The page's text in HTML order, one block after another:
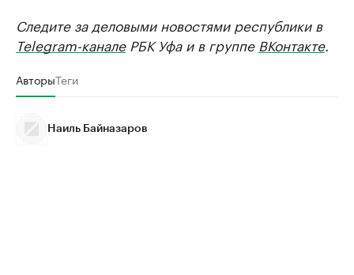
Следите за деловыми новостями республики в
Telegram-каналеРБК Уфа и в группе ВКонтакте.
АвторыТеги
Наиль Байназаров